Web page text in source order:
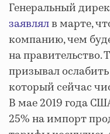
Генеральный
заявлялв марте,
компанию, чем
на
призывал
который сейчас
В мае 2019 года
25% на импорт